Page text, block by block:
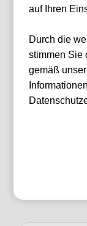
Yacht Club
auf Ihren
Durch die
stimmen Sie
gemäß